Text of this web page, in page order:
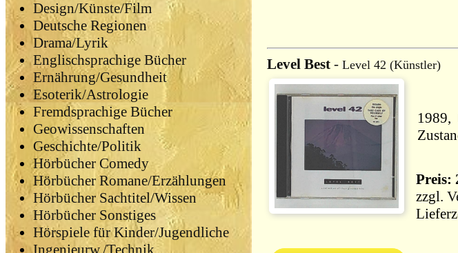
Design/Künste/Film
Deutsche Regionen
Drama/Lyrik
Englischsprachige Bücher
Ernährung/Gesundheit
Esoterik/Astrologie
Fremdsprachige Bücher
Geowissenschaften
Geschichte/Politik
Hörbücher Comedy
Hörbücher Romane/Erzählungen
Hörbücher Sachtitel/Wissen
Hörbücher Sonstiges
Hörspiele für Kinder/Jugendliche
Level Best - Level 42 (Künstler)
Preis:
zzgl.